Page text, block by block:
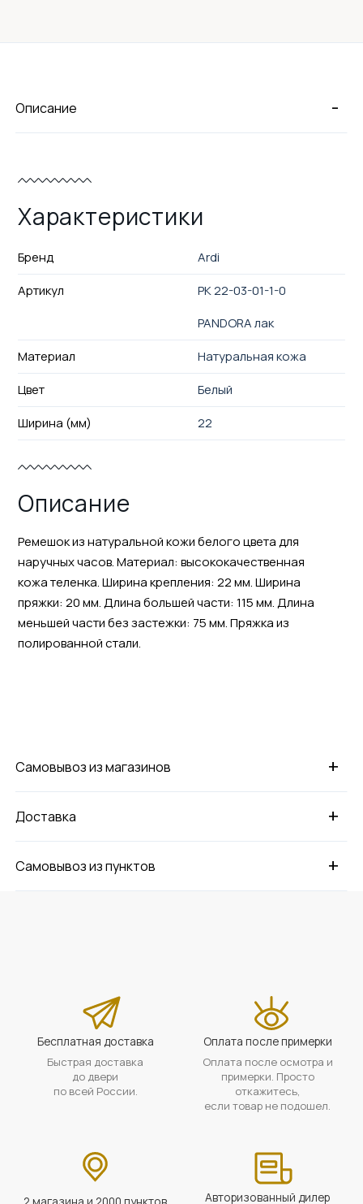
-
Описание
Характеристики
Бренд
Ardi
Артикул
РК 22-03-01-1-0
PANDORA лак
Материал
Натуральная кожа
Цвет
Белый
Ширина (мм)
22
Описание
Ремешок из натуральной кожи белого цвета для
наручных часов. Материал: высококачественная
кожа теленка. Ширина крепления: 22 мм. Ширина
пряжки: 20 мм. Длина большей части: 115 мм. Длина
меньшей части без застежки: 75 мм. Пряжка из
полированной стали.
+
Самовывоз из магазинов
+
Доставка
+
Самовывоз из пунктов
Бесплатная доставка
Быстрая доставка
до двери
по всей России.
Оплата после примерки
Оплата после осмотра и
примерки. Просто
откажитесь,
если товар не подошел.
Авторизованный дилер